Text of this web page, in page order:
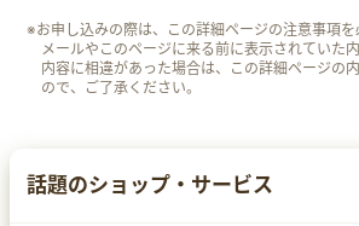
※お申し込みの際は、この詳細ページの注意事項を
メールやこのページに来る前に表示されていた
内容に相違があった場合は、この詳細ページの
ので、ご了承ください。
話題のショップ・サービス